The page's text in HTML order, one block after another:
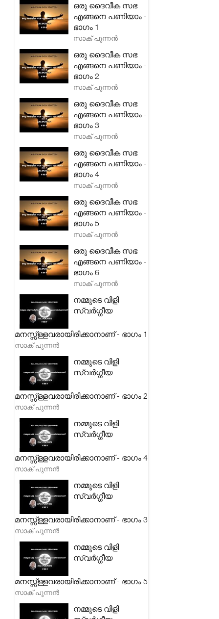
ഒരു ദൈവീക സഭ
എങ്ങനെ പണിയാം -
ഭാഗം 1
സാക് പുന്നൻ
ഒരു ദൈവീക സഭ
എങ്ങനെ പണിയാം -
ഭാഗം 2
സാക് പുന്നൻ
ഒരു ദൈവീക സഭ
എങ്ങനെ പണിയാം -
ഭാഗം 3
സാക് പുന്നൻ
ഒരു ദൈവീക സഭ
എങ്ങനെ പണിയാം -
ഭാഗം 4
സാക് പുന്നൻ
ഒരു ദൈവീക സഭ
എങ്ങനെ പണിയാം -
ഭാഗം 5
സാക് പുന്നൻ
ഒരു ദൈവീക സഭ
എങ്ങനെ പണിയാം -
ഭാഗം 6
സാക് പുന്നൻ
നമ്മുടെ വിളി
സ്വർഗ്ഗീയ
മനസ്സ്ള്ളവരായിരിക്കാനാണ് - ഭാഗം 1
സാക് പുന്നൻ
നമ്മുടെ വിളി
സ്വർഗ്ഗീയ
മനസ്സ്ള്ളവരായിരിക്കാനാണ് - ഭാഗം 2
സാക് പുന്നൻ
നമ്മുടെ വിളി
സ്വർഗ്ഗീയ
മനസ്സ്ള്ളവരായിരിക്കാനാണ് - ഭാഗം 4
സാക് പുന്നൻ
നമ്മുടെ വിളി
സ്വർഗ്ഗീയ
മനസ്സ്ള്ളവരായിരിക്കാനാണ് - ഭാഗം 3
സാക് പുന്നൻ
നമ്മുടെ വിളി
സ്വർഗ്ഗീയ
മനസ്സ്ള്ളവരായിരിക്കാനാണ് - ഭാഗം 5
സാക് പുന്നൻ
നമ്മുടെ വിളി